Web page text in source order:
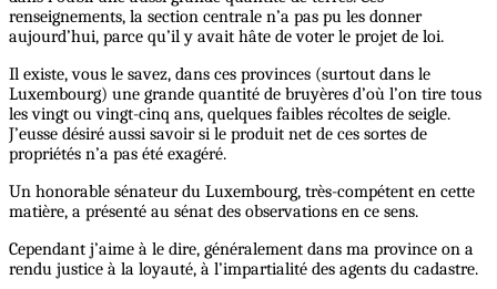
renseignements, la section centrale n’a pas pu les donner
aujourd’hui, parce qu’il y avait hâte de voter le projet de loi.
Il existe, vous le savez, dans ces provinces (surtout dans le
Luxembourg) une grande quantité de bruyères d’où l’on tire tous
les vingt ou vingt-cinq ans, quelques faibles récoltes de seigle.
J’eusse désiré aussi savoir si le produit net de ces sortes de
propriétés n’a pas été exagéré.
Un honorable sénateur du Luxembourg, très-compétent en cette
matière, a présenté au sénat des observations en ce sens.
Cependant j’aime à le dire, généralement dans ma province on a
rendu justice à la loyauté, à l’impartialité des agents du cadastre.